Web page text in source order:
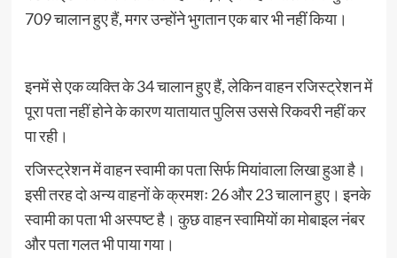
709 चालान हुए हैं, मगर उन्होंने भुगतान एक बार भी नहीं किया।
इनमें से एक व्यक्ति के 34 चालान हुए हैं, लेकिन वाहन रजिस्ट्रेशन में
पूरा पता नहीं होने के कारण यातायात पुलिस उससे रिकवरी नहीं कर
पा रही।
रजिस्ट्रेशन में वाहन स्वामी का पता सिर्फ मियांवाला लिखा हुआ है।
इसी तरह दो अन्य वाहनों के क्रमशः 26 और 23 चालान हुए। इनके
स्वामी का पता भी अस्पष्ट है। कुछ वाहन स्वामियों का मोबाइल नंबर
और पता गलत भी पाया गया।